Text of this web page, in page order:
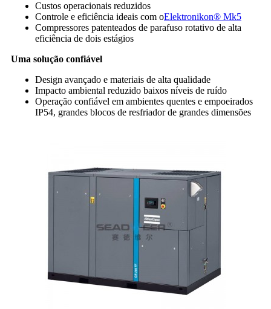
Custos operacionais reduzidos
Controle e eficiência ideais com oElektronikon® Mk5
Compressores patenteados de parafuso rotativo de alta
eficiência de dois estágios
Uma solução confiável
Design avançado e materiais de alta qualidade
Impacto ambiental reduzido baixos níveis de ruído
Operação confiável em ambientes quentes e empoeirados
IP54, grandes blocos de resfriador de grandes dimensões